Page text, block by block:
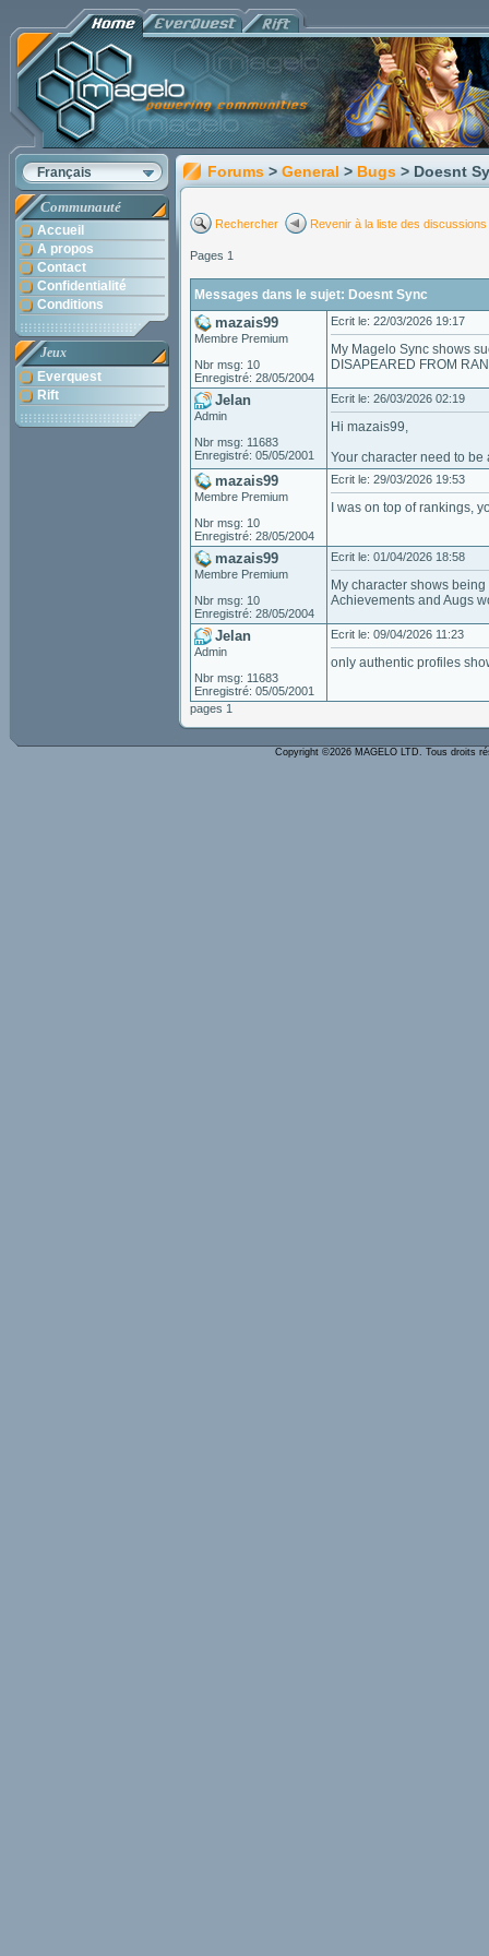
Français
Communauté
Accueil
A propos
Contact
Confidentialité
Conditions
Jeux
Everquest
Rift
Forums > General > Bugs > Doesnt
Rechercher Revenir à la liste des discussions
Pages 1
Messages dans le sujet: Doesnt Sync
mazais99
Membre Premium
Nbr msg: 10
Enregistré: 28/05/2004
Ecrit le: 22/03/2026 19:17
My Magelo Sync shows
DISAPEARED FROM
Jelan
Admin
Nbr msg: 11683
Enregistré: 05/05/2001
Ecrit le: 26/03/2026 02:19
Hi mazais99,
Your character need to
mazais99
Membre Premium
Nbr msg: 10
Enregistré: 28/05/2004
Ecrit le: 29/03/2026 19:53
I was on top of rankings,
mazais99
Membre Premium
Nbr msg: 10
Enregistré: 28/05/2004
Ecrit le: 01/04/2026 18:58
My character shows
Achievements and Augs
Jelan
Admin
Nbr msg: 11683
Enregistré: 05/05/2001
Ecrit le: 09/04/2026 11:23
only authentic profiles
pages 1
Copyright ©2026 MAGELO LTD. Tous droits